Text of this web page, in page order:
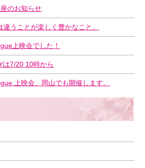
のお知らせ
うことが楽しく豊かなこと。
上映会でした！
は7/20 10時から
上映会、岡山でも開催します。